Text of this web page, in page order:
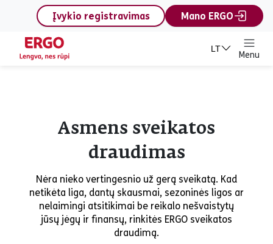
content
Įvykio registravimas
Mano ERGO
LT
Menu
Asmens sveikatos
draudimas
Nėra nieko vertingesnio už gerą sveikatą. Kad
netikėta liga, dantų skausmai, sezoninės ligos ar
nelaimingi atsitikimai be reikalo nešvaistytų
jūsų jėgų ir finansų, rinkitės ERGO sveikatos
draudimą.